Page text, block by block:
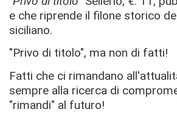
e che riprende il filone storico
siciliano.
"Privo di titolo", ma non di fatti!
Fatti che ci rimandano
sempre alla ricerca di
"rimandi" al futuro!